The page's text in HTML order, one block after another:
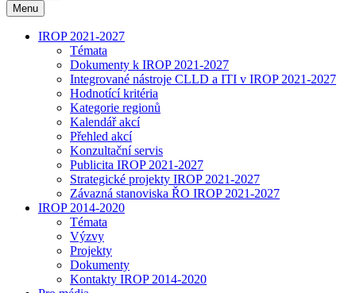
Menu
IROP 2021-2027
Témata
Dokumenty k IROP 2021-2027
Integrované nástroje CLLD a ITI v IROP 2021-2027
Hodnotící kritéria
Kategorie regionů
Kalendář akcí
Přehled akcí
Konzultační servis
Publicita IROP 2021-2027
Strategické projekty IROP 2021-2027
Závazná stanoviska ŘO IROP 2021-2027
IROP 2014-2020
Témata
Výzvy
Projekty
Dokumenty
Kontakty IROP 2014-2020